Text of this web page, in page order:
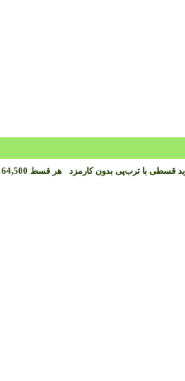
قسطی با ترب‌پی بدون کارمزد هر قسط 64,500